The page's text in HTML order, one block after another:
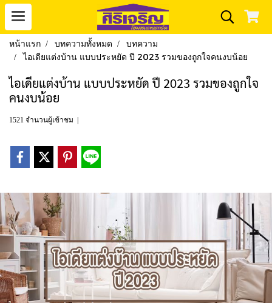
หน้าแรก บทความทั้งหมด
บทความ
ไอเดียแต่งบ้าน แบบประหยัด ปี 2023 รวมของถูกใจคนงบน้อย
ไอเดียแต่งบ้าน แบบประหยัด ปี 2023 รวมของถูกใจ
คนงบน้อย
1521 จำนวนผู้เข้าชม